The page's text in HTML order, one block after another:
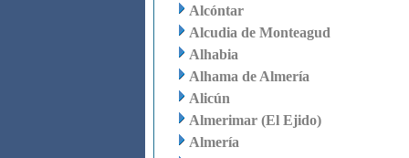
Alcóntar
Alcudia de Monteagud
Alhabia
Alhama de Almería
Alicún
Almerimar (El Ejido)
Almería